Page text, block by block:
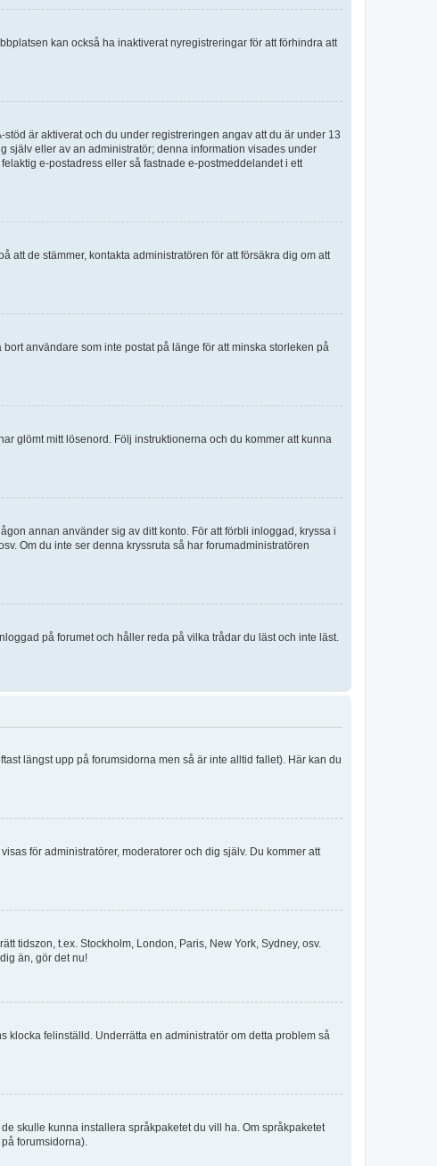
kan också ha inaktiverat nyregistreringar för att förhindra att
är aktiverat och du under registreringen angav att du är under 13
själv eller av an administratör; denna information visades under
e-postadress eller så fastnade e-postmeddelandet i ett
att de stämmer, kontakta administratören för att försäkra dig om att
användare som inte postat på länge för att minska storleken på
glömt mitt lösenord. Följ instruktionerna och du kommer att kunna
annan använder sig av ditt konto. För att förbli inloggad, kryssa i
Om du inte ser denna kryssruta så har forumadministratören
på forumet och håller reda på vilka trådar du läst och inte läst.
längst upp på forumsidorna men så är inte alltid fallet). Här kan du
för administratörer, moderatorer och dig själv. Du kommer att
tidszon, t.ex. Stockholm, London, Paris, New York, Sydney, osv.
än, gör det nu!
klocka felinställd. Underrätta en administratör om detta problem så
skulle kunna installera språkpaketet du vill ha. Om språkpaketet
forumsidorna).